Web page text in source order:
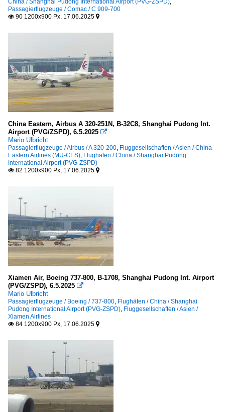
China / Shanghai Pudong International Airport (PVG-ZSPD),
Passagierflugzeuge / Comac / C 909-700
 90 1200x900 Px, 17.06.2025 
China Eastern, Airbus A 320-251N, B-32C8, Shanghai Pudong Int.
Airport (PVG/ZSPD), 6.5.2025 
Mario Ulbricht
Passagierflugzeuge / Airbus / A 320-200, Fluggesellschaften / Asien / China
Eastern Airlines (MU-CES), Flughäfen / China / Shanghai Pudong
International Airport (PVG-ZSPD)
 82 1200x900 Px, 17.06.2025 
Xiamen Air, Boeing 737-800, B-1708, Shanghai Pudong Int. Airport
(PVG/ZSPD), 6.5.2025 
Mario Ulbricht
Passagierflugzeuge / Boeing / 737-800, Flughäfen / China / Shanghai
Pudong International Airport (PVG-ZSPD), Fluggesellschaften / Asien /
Xiamen Airlines
 84 1200x900 Px, 17.06.2025 